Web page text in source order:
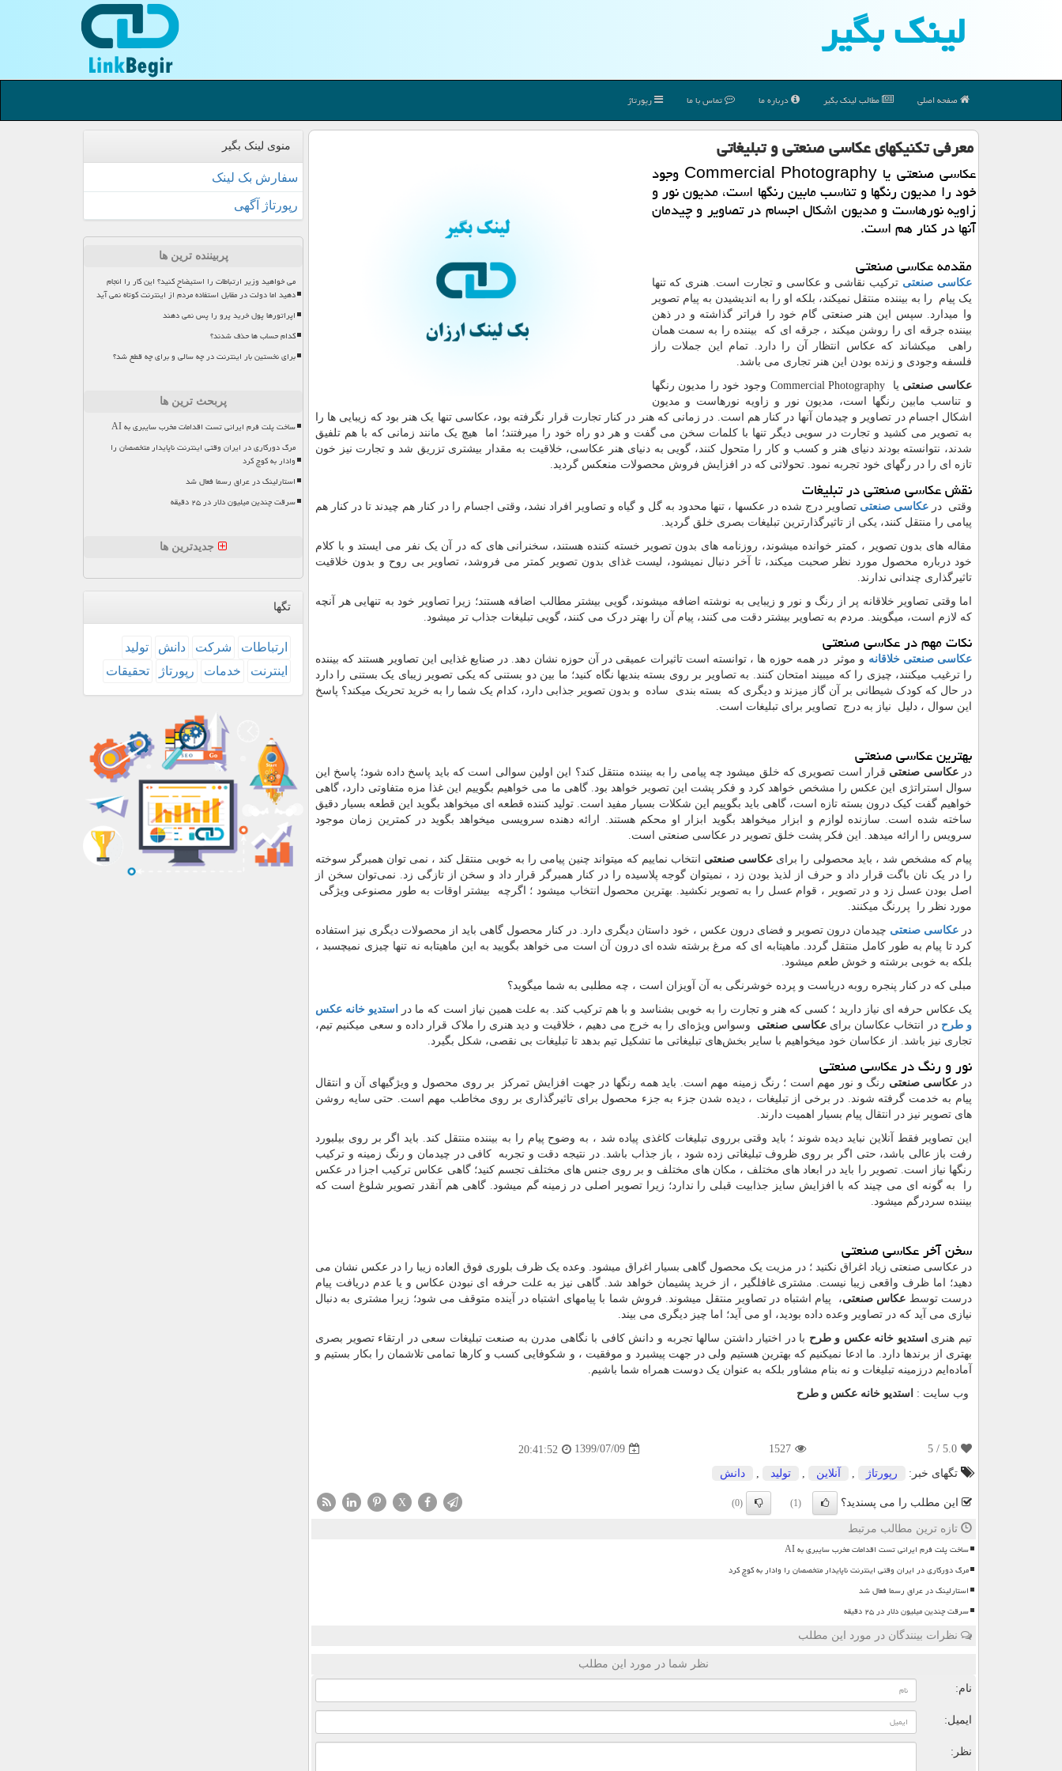
لینك بگیر
صفحه اصلی مطالب لینك بگیر درباره ما تماس با ما رپورتاژ
معرفی تكنیكهای عكاسی صنعتی و تبلیغاتی
عكاسی صنعتی یا Commercial Photography وجود
خود را مدیون رنگها و تناسب مابین رنگها است، مدیون نور و
زاویه نورهاست و مدیون اشكال اجسام در تصاویر و چیدمان
آنها در كنار هم است.
مقدمه عکاسی صنعتی
عکاسی صنعتی ترکیب نقاشی و عکاسی و تجارت است. هنری که تنها
یک پیام را به بیننده منتقل نمیکند، بلکه او را به اندیشیدن به پیام تصویر
وا میدارد. سپس این هنر صنعتی گام خود را فراتر گذاشته و در ذهن
بیننده جرقه ای را روشن میکند ، جرقه ای که بیننده را به سمت همان
راهی میکشاند که عکاس انتظار آن را دارد. تمام این جملات راز
فلسفه وجودی و زنده بودن این هنر تجاری می باشد.
عکاسی صنعتی یا Commercial Photography وجود خود را مدیون رنگها
و تناسب مابین رنگها است، مدیون نور و زاویه نورهاست و مدیون
اشکال اجسام در تصاویر و چیدمان آنها در کنار هم است. در زمانی که هنر در کنار تجارت قرار نگرفته بود، عکاسی تنها یک هنر بود که زیبایی ها را
به تصویر می کشید و تجارت در سویی دیگر تنها با کلمات سخن می گفت و هر دو راه خود را میرفتند؛ اما هیچ یک مانند زمانی که با هم تلفیق
شدند، نتوانسته بودند دنیای هنر و کسب و کار را متحول کنند، گویی به دنیای هنر عکاسی، خلاقیت به مقدار بیشتری تزریق شد و تجارت نیز خون
تازه ای را در رگهای خود تجربه نمود. تحولاتی که در افزایش فروش محصولات منعکس گردید.
نقش عکاسی صنعتی در تبلیغات
وقتی درعکاسی صنعتی تصاویر درج شده در عکسها ، تنها محدود به گل و گیاه و تصاویر افراد نشد، وقتی اجسام را در کنار هم چیدند تا در کنار هم
پیامی را منتقل کنند، یکی از تاثیرگذارترین تبلیغات بصری خلق گردید.
مقاله های بدون تصویر ، کمتر خوانده میشوند، روزنامه های بدون تصویر خسته کننده هستند، سخنرانی های که در آن یک نفر می ایستد و با کلام
خود درباره محصول مورد نظر صحبت میکند، تا آخر دنبال نمیشود، لیست غذای بدون تصویر کمتر می فروشد، تصاویر بی روح و بدون خلاقیت
تاثیرگذاری چندانی ندارند.
اما وقتی تصاویر خلاقانه پر از رنگ و نور و زیبایی به نوشته اضافه میشوند، گویی بیشتر مطالب اضافه هستند؛ زیرا تصاویر خود به تنهایی هر آنچه
که لازم است، میگویند. مردم به تصاویر بیشتر دقت می کنند، پیام آن را بهتر درک می کنند، گویی تبلیغات جذاب تر میشود.
نکات مهم در عکاسی صنعتی
عکاسی صنعتی خلاقانه و موثر در همه حوزه ها ، توانسته است تاثیرات عمیقی در آن حوزه نشان دهد. در صنایع غذایی این تصاویر هستند که بیننده
را ترغیب میکنند، چیزی را که میبیند امتحان کنند. به تصاویر بر روی بسته بندیها نگاه کنید؛ ما بین دو بستنی که یکی تصویر زیبای یک بستنی را دارد
در حال که کودک شیطانی بر آن گاز میزند و دیگری که بسته بندی ساده و بدون تصویر جذابی دارد، کدام یک شما را به خرید تحریک میکند؟ پاسخ
این سوال ، دلیل نیاز به درج تصاویر برای تبلیغات است.
بهترین عکاسی صنعتی
درعکاسی صنعتی قرار است تصویری که خلق میشود چه پیامی را به بیننده منتقل کند؟ این اولین سوالی است که باید پاسخ داده شود؛ پاسخ این
سوال استراتژی این عکس را مشخص خواهد کرد و فکر پشت این تصویر خواهد بود. گاهی ما می خواهیم بگوییم این غذا مزه متفاوتی دارد، گاهی
خواهیم گفت کیک درون بسته تازه است، گاهی باید بگوییم این شکلات بسیار مفید است. تولید کننده قطعه ای میخواهد بگوید این قطعه بسیار دقیق
ساخته شده است. سازنده لوازم و ابزار میخواهد بگوید ابزار او محکم هستند. ارائه دهنده سرویسی میخواهد بگوید در کمترین زمان موجود
سرویس را ارائه میدهد. این فکر پشت خلق تصویر در عکاسی صنعتی است.
پیام که مشخص شد ، باید محصولی را برای عکاسی صنعتی انتخاب نماییم که میتواند چنین پیامی را به خوبی منتقل کند ، نمی توان همبرگر سوخته
را در یک نان باگت قرار داد و حرف از لذیذ بودن زد ، نمیتوان گوجه پلاسیده را در کنار همبرگر قرار داد و سخن از تازگی زد. نمی‌توان سخن از
اصل بودن عسل زد و در تصویر ، قوام عسل را به تصویر نکشید. بهترین محصول انتخاب میشود ؛ اگرچه بیشتر اوقات به طور مصنوعی ویژگی
مورد نظر را پررنگ میکنند.
درعکاسی صنعتی چیدمان درون تصویر و فضای درون عکس ، خود داستان دیگری دارد. در کنار محصول گاهی باید از محصولات دیگری نیز استفاده
کرد تا پیام به طور کامل منتقل گردد. ماهیتابه ای که مرغ برشته شده ای درون آن است می خواهد بگویید به این ماهیتابه نه تنها چیزی نمیچسبد ،
بلکه به خوبی برشته و خوش طعم میشود.
مبلی که در کنار پنجره روبه دریاست و پرده خوشرنگی به آن آویزان است ، چه مطلبی به شما میگوید؟
یک عکاس حرفه ای نیاز دارید ؛ کسی که هنر و تجارت را به خوبی بشناسد و با هم ترکیب کند. به علت همین نیاز است که ما در
استدیو خانه عکس
و طرح در انتخاب عکاسان برایعکاسی صنعتی وسواس ویژه‌ای را به خرج می دهیم ، خلاقیت و دید هنری را ملاک قرار داده و سعی میکنیم تیم،
تجاری نیز باشد. از عکاسان خود میخواهیم با سایر بخش‌های تبلیغاتی ما تشکیل تیم بدهد تا تبلیغات بی نقصی، شکل بگیرد.
نور و رنگ در عکاسی صنعتی
در عکاسی صنعتی رنگ و نور مهم است ؛ رنگ زمینه مهم است. باید همه رنگها در جهت افزایش تمرکز بر روی محصول و ویژگیهای آن و انتقال
پیام به خدمت گرفته شوند. در برخی از تبلیغات ، دیده شدن جزء به جزء محصول برای تاثیرگذاری بر روی مخاطب مهم است. حتی سایه روشن
های تصویر نیز در انتقال پیام بسیار اهمیت دارند.
این تصاویر فقط آنلاین نباید دیده شوند ؛ باید وقتی برروی تبلیغات کاغذی پیاده شد ، به وضوح پیام را به بیننده منتقل کند. باید اگر بر روی بیلبورد
رفت باز عالی باشد، حتی اگر بر روی ظروف تبلیغاتی زده شود ، باز جذاب باشد. در نتیجه دقت و تجربه کافی در چیدمان و رنگ زمینه و ترکیب
رنگها نیاز است. تصویر را باید در ابعاد های مختلف ، مکان های مختلف و بر روی جنس های مختلف تجسم کنید؛ گاهی عکاس ترکیب اجزا در عکس
را به گونه ای می چیند که با افزایش سایز جذابیت قبلی را ندارد؛ زیرا تصویر اصلی در زمینه گم میشود. گاهی هم آنقدر تصویر شلوغ است که
بیننده سردرگم میشود.
سخن آخر عکاسی صنعتی
در عکاسی صنعتی زیاد اغراق نکنید ؛ در مزیت یک محصول گاهی بسیار اغراق میشود. وعده یک ظرف بلوری فوق العاده زیبا را در عکس نشان می
دهید؛ اما ظرف واقعی زیبا نیست. مشتری غافلگیر ، از خرید پشیمان خواهد شد. گاهی نیز به علت حرفه ای نبودن عکاس و یا عدم دریافت پیام
درست توسط عکاس صنعتی، پیام اشتباه در تصاویر منتقل میشوند. فروش شما با پیامهای اشتباه در آینده متوقف می شود؛ زیرا مشتری به دنبال
نیازی می آید که در تصاویر وعده داده بودید، او می آید؛ اما چیز دیگری می بیند.
تیم هنری استدیو خانه عکس و طرح با در اختیار داشتن سالها تجربه و دانش کافی با نگاهی مدرن به صنعت تبلیغات سعی در ارتقاء تصویر بصری
بهتری از برندها دارد. ما ادعا نمیکنیم که بهترین هستیم ولی در جهت پیشبرد و موفقیت ، و شکوفایی کسب و کارها تمامی تلاشمان را بکار بستیم و
آماده‌ایم درزمینه تبلیغات و نه بنام مشاور بلکه به عنوان یک دوست همراه شما باشیم.
وب سایت : استدیو خانه عکس و طرح
5.0
/ 5
1527
1399/07/09
20:41:52
تگهای خبر:
رپورتاژ آنلاین تولید دانش
این مطلب را می پسندید؟ (1)
(0)
X
تازه ترین مطالب مرتبط
ساخت پلت فرم ایرانی تست اقدامات مخرب سایبری به AI
مرگ دورکاری در ایران وقتی اینترنت ناپایدار متخصصان را وادار به کوچ کرد
استارلینک در عراق رسما فعال شد
سرقت چندین میلیون دلار در ۲۵ دقیقه
نظرات بینندگان در مورد این مطلب
نظر شما در مورد این مطلب
نام:
ایمیل:
نظر:
منوی لینک بگیر
سفارش بک لینک
رپورتاژ آگهی
پربیننده ترین ها
می خواهید وزیر ارتباطات را استیضاح کنید؟ این کار را انجام
دهید اما دولت در مقابل استفاده مردم از اینترنت کوتاه نمی آید
اپراتورها پول خرید پرو را پس نمی دهند
کدام حساب ها حذف شدند؟
برای نخستین بار اینترنت در چه سالی و برای چه قطع شد؟
پربحث ترین ها
ساخت پلت فرم ایرانی تست اقدامات مخرب سایبری به AI
مرگ دورکاری در ایران وقتی اینترنت ناپایدار متخصصان را
وادار به کوچ کرد
استارلینک در عراق رسما فعال شد
سرقت چندین میلیون دلار در ۲۵ دقیقه
جدیدترین ها
تگها
ارتباطات شركت دانش
تولید
اینترنت
خدمات رپورتاژ تحقیقات